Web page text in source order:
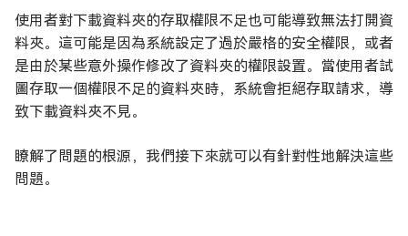
使用者對下載資料夾的存取權限不足也可能導致無法打開資
料夾。這可能是因為系統設定了過於嚴格的安全權限，或者
是由於某些意外操作修改了資料夾的權限設置。當使用者試
圖存取一個權限不足的資料夾時，系統會拒絕存取請求，導
致下載資料夾不見。
瞭解了問題的根源，我們接下來就可以有針對性地解決這些
問題。